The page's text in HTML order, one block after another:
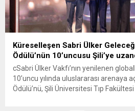
Küreselleşen Sabri Ülker
Ödülü’nün 10’uncusu Şili’ye
cSabri Ülker Vakfı’nın yenilenen
10’uncu yılında uluslararası arenaya
Ödülü’nü, Şili Üniversitesi Tıp